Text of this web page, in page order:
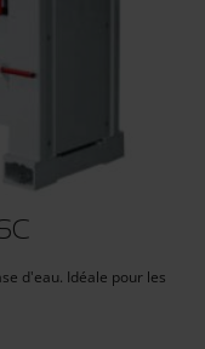
d'eau. Idéale pour les